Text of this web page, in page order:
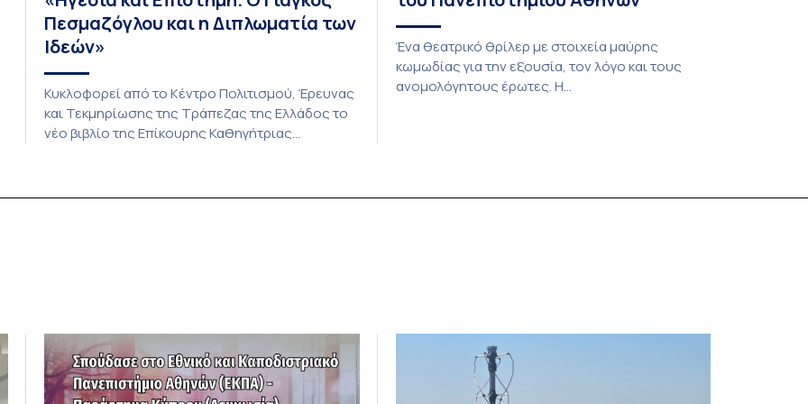
Πεσμαζόγλου και η Διπλωματία των
Ιδεών»
Κυκλοφορεί από το Κέντρο Πολιτισμού, Έρευνας
και Τεκμηρίωσης της Τράπεζας της Ελλάδος το
νέο βιβλίο της Επίκουρης Καθηγήτριας
Ένα θεατρικό θρίλερ με στοιχεία μαύρης
κωμωδίας για την εξουσία, τον λόγο και τους
ανομολόγητους έρωτες. Η